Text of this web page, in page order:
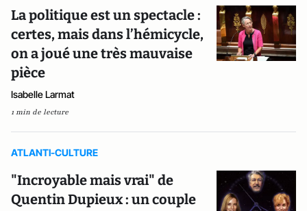
La politique est un spectacle :
certes, mais dans l’hémicycle,
on a joué une très mauvaise
pièce
Isabelle Larmat
1 min de lecture
ATLANTI-CULTURE
"Incroyable mais vrai" de
Quentin Dupieux : un couple